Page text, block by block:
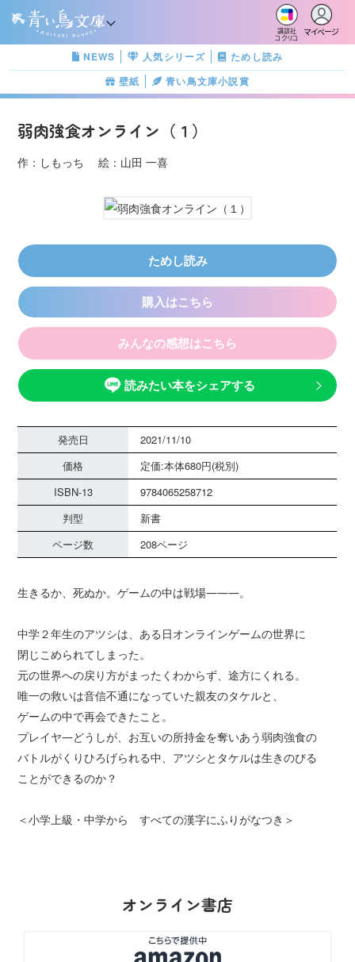
講談社
コクリコ
マイページ
NEWS 人気シリーズ
ためし読み
壁紙
青い鳥文庫小説賞
弱肉強食オンライン（１）
作：しもっち 絵：山田 一喜
ためし読み
購入はこちら
みんなの感想はこちら
読みたい本をシェアする
発売日
2021/11/10
価格
定価:本体680円(税別)
ISBN-13
9784065258712
判型
新書
ページ数
208ページ
生きるか、死ぬか。ゲームの中は戦場―――。
中学２年生のアツシは、ある日オンラインゲームの世界に
閉じこめられてしまった。
元の世界への戻り方がまったくわからず、途方にくれる。
唯一の救いは音信不通になっていた親友のタケルと、
ゲームの中で再会できたこと。
プレイヤ―どうしが、お互いの所持金を奪いあう弱肉強食の
バトルがくりひろげられる中、アツシとタケルは生きのびる
ことができるのか？
＜小学上級・中学から すべての漢字にふりがなつき＞
オンライン書店